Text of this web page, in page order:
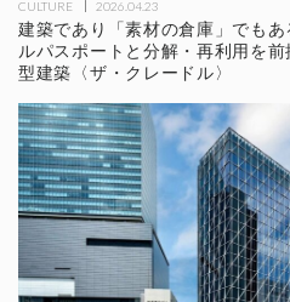
CULTURE 2026.04.23
建築であり「素材の倉庫」でも
ルパスポートと分解・再利用を
型建築〈ザ・クレードル〉